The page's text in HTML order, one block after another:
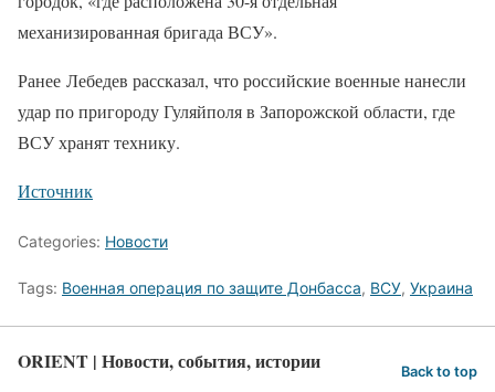
механизированная бригада ВСУ».
Ранее Лебедев рассказал, что российские военные нанесли
удар по пригороду Гуляйполя в Запорожской области, где
ВСУ хранят технику.
Источник
Categories: Новости
Tags: Военная операция по защите Донбасса, ВСУ, Украина
ORIENT | Новости, события, истории Back to top